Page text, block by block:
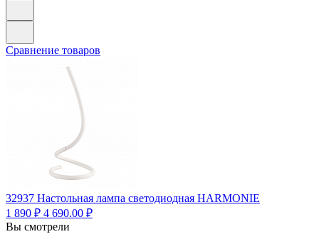
Сравнение товаров
32937 Настольная лампа светодиодная HARMONIE
1 890 ₽ 4 690.00 ₽
Вы смотрели